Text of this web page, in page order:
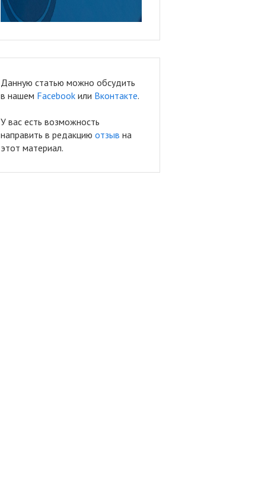
Данную статью можно обсудить
в нашем Facebook или Вконтакте.
У вас есть возможность
направить в редакцию отзыв на
этот материал.